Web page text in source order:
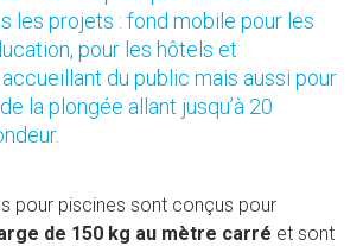
les projets : fond mobile pour les
pour les hôtels et
du public mais aussi pour
la plongée allant jusqu’à 20
pour piscines sont conçus pour
de 150 kg au mètre carré et sont